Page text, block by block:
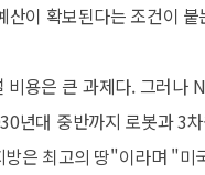
이 확보된다는 조건이
용은 큰 과제다. 그러나
년대 중반까지 로봇과 3
은 최고의 땅"이라며 "